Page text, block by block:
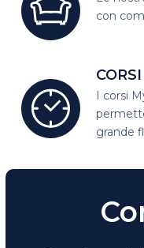
con
I corsi
grande